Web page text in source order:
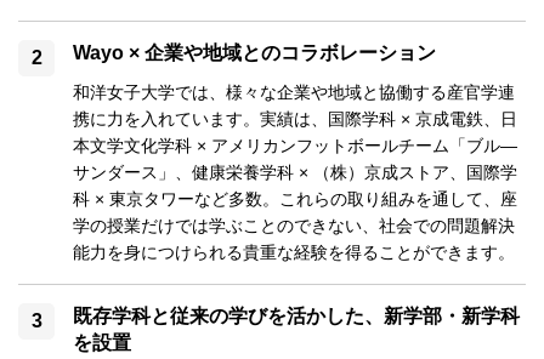
Wayo × 企業や地域とのコラボレーション
和洋女子大学では、様々な企業や地域と協働する産官学連
携に力を入れています。実績は、国際学科 × 京成電鉄、日
本文学文化学科 × アメリカンフットボールチーム「ブル―
サンダース」、健康栄養学科 × （株）京成ストア、国際学
科 × 東京タワーなど多数。これらの取り組みを通して、座
学の授業だけでは学ぶことのできない、社会での問題解決
能力を身につけられる貴重な経験を得ることができます。
既存学科と従来の学びを活かした、新学部・新学科
を設置